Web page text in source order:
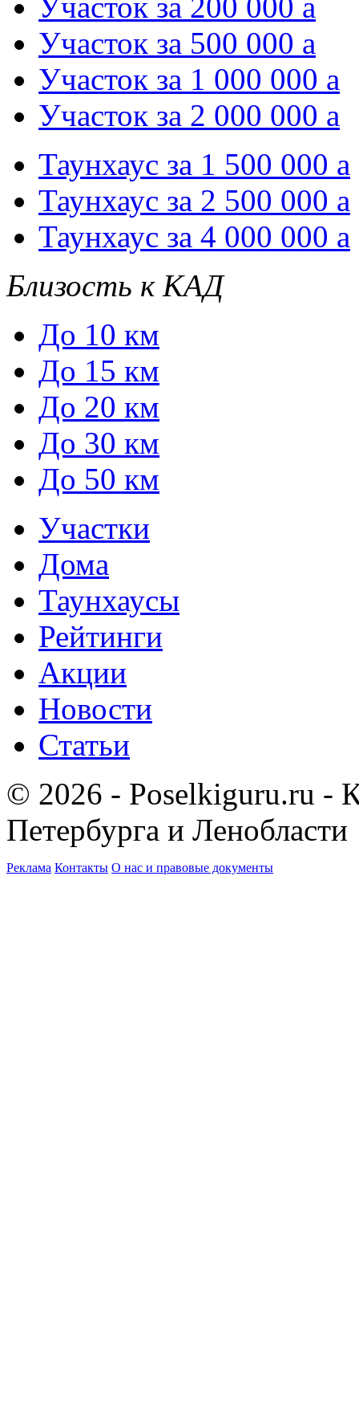
Участок за 200 000 a
Участок за 500 000 a
Участок за 1 000 000 a
Участок за 2 000 000 a
Таунхаус за 1 500 000 a
Таунхаус за 2 500 000 a
Таунхаус за 4 000 000 a
Близость к КАД
До 10 км
До 15 км
До 20 км
До 30 км
До 50 км
Участки
Дома
Таунхаусы
Рейтинги
Акции
Новости
Статьи
© 2026 - Poselkiguru.ru -
Петербурга и Ленобласти
Реклама Контакты О нас и правовые документы